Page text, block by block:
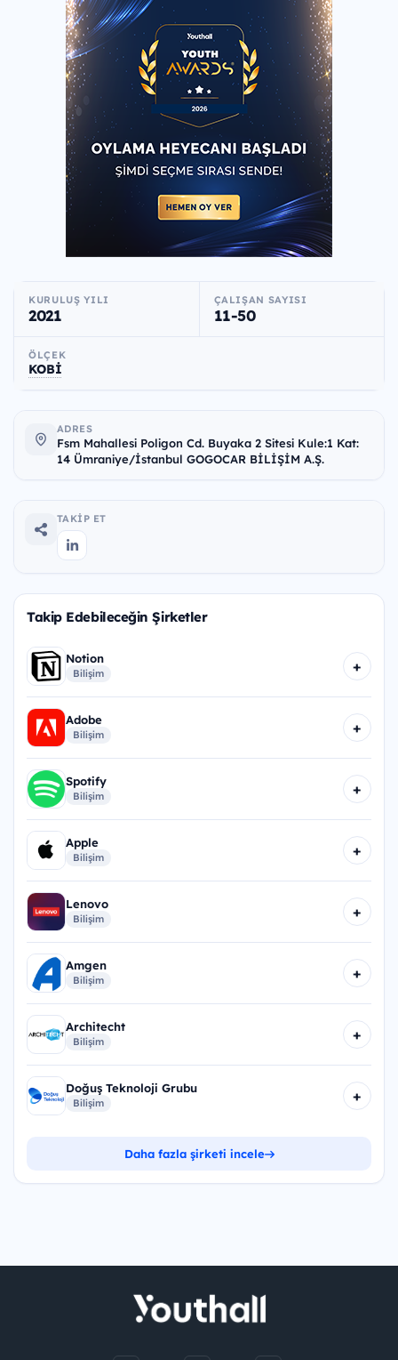
KURULUŞ YILI
2021
ÇALIŞAN SAYISI
11-50
ÖLÇEK
KOBİ
ADRES
Fsm Mahallesi Poligon Cd. Buyaka 2 Sitesi Kule:1 Kat:
14 Ümraniye/İstanbul GOGOCAR BİLİŞİM A.Ş.
TAKIP ET
Takip Edebileceğin Şirketler
Notion
Bilişim +
Adobe
Bilişim +
Spotify
Bilişim +
Apple
Bilişim +
Lenovo
Bilişim +
Amgen
Bilişim +
Architecht
Bilişim +
Doğuş Teknoloji Grubu
Bilişim +
Daha fazla şirketi incele